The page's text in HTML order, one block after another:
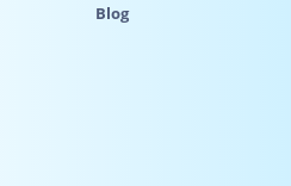
Blog